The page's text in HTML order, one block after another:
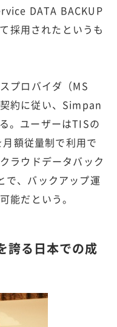
DATA BACKUP
採用されたというも
プロバイダ（MS
約に従い、Simpan
。ユーザーはTISの
額従量制で利用で
ラウドデータバック
で、バックアップ運
能だという。
誇る日本での成